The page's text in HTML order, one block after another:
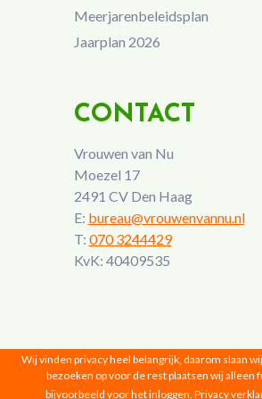
Meerjarenbeleidsplan
Jaarplan 2026
CONTACT
Vrouwen van Nu
Moezel 17
2491 CV Den Haag
E: bureau@vrouwenvannu.nl
T: 070 3244429
KvK: 40409535
Vrouwen van Nu © 2026 |
Wij vinden privacy heel belangrijk, daarom slaan
bezoeken op voor de rest plaatsen wij alleen
bijvoorbeeld voor het inloggen. Privacy